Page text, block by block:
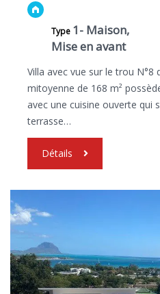
Type 1- Maison,
Mise en avant
Villa avec vue sur le trou N°8
mitoyenne de 168 m²
avec une cuisine ouverte qui
terrasse…
Détails